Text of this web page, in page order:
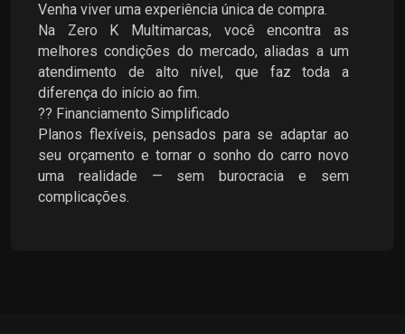
Venha viver uma experiência única de compra.
Na Zero K Multimarcas, você encontra as
melhores condições do mercado, aliadas a um
atendimento de alto nível, que faz toda a
diferença do início ao fim.
?? Financiamento Simplificado
Planos flexíveis, pensados para se adaptar ao
seu orçamento e tornar o sonho do carro novo
uma realidade — sem burocracia e sem
complicações.